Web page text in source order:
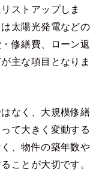
ストアップしま
太陽光発電などの
修繕費、ローン返
主な項目となりま
なく、大規模修繕
て大きく変動する
、物件の築年数や
ことが大切です。